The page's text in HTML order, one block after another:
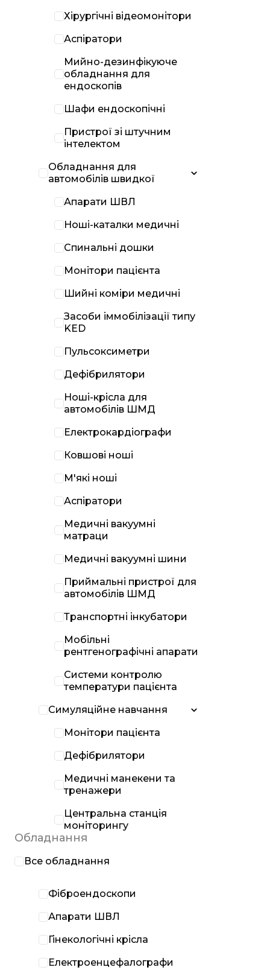
Хірургічні відеомонітори
Аспіратори
Мийно-дезинфікуюче
обладнання для
ендоскопів
Шафи ендоскопічні
Пристрої зі штучним
інтелектом
Обладнання для
автомобілів швидкої
Апарати ШВЛ
Ноші-каталки медичні
Спинальні дошки
Монітори пацієнта
Шийні коміри медичні
Засоби іммобілізації типу
KED
Пульсоксиметри
Дефібрилятори
Ноші-крісла для
автомобілів ШМД
Електрокардіографи
Ковшові ноші
М'які ноші
Аспіратори
Медичні вакуумні
матраци
Медичні вакуумні шини
Приймальні пристрої для
автомобілів ШМД
Транспортні інкубатори
Мобільні
рентгенографічні апарати
Системи контролю
температури пацієнта
Симуляційне навчання
Монітори пацієнта
Дефібрилятори
Медичні манекени та
тренажери
Центральна станція
моніторингу
Обладнання
Все обладнання
Фіброендоскопи
Апарати ШВЛ
Гінекологічні крісла
Електроенцефалографи